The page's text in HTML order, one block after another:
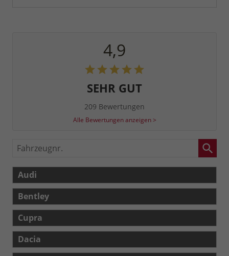
4,9
SEHR GUT
209 Bewertungen
Alle Bewertungen anzeigen >
Fahrzeugnr.
Audi
Bentley
Cupra
Dacia